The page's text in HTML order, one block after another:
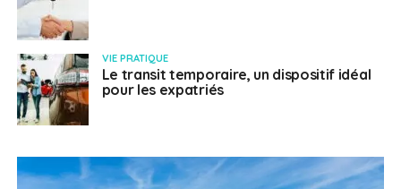
VIE PRATIQUE
Le transit temporaire, un dispositif idéal
pour les expatriés